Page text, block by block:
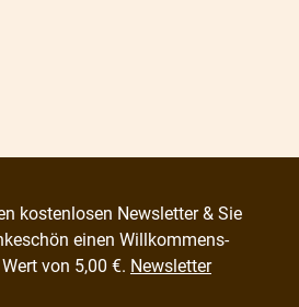
kostenlosen Newsletter & Sie
einen Willkommens-
von 5,00 €. Newsletter